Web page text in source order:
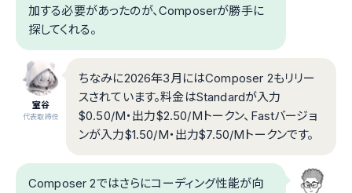
加する必要があったのが、Composerが勝手に
探してくれる。
室谷
代表取締役
ちなみに2026年3月にはComposer 2もリリー
スされています。料金はStandardが入力
$0.50/M・出力$2.50/Mトークン、Fastバージョ
ンが入力$1.50/M・出力$7.50/Mトークンです。
Composer 2ではさらにコーディング性能が向